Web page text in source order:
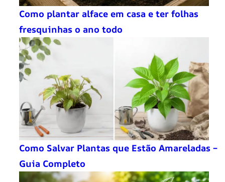
Como plantar alface em casa e ter folhas
fresquinhas o ano todo
Como Salvar Plantas que Estão Amareladas –
Guia Completo